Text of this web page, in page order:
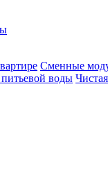
Сменные
воды